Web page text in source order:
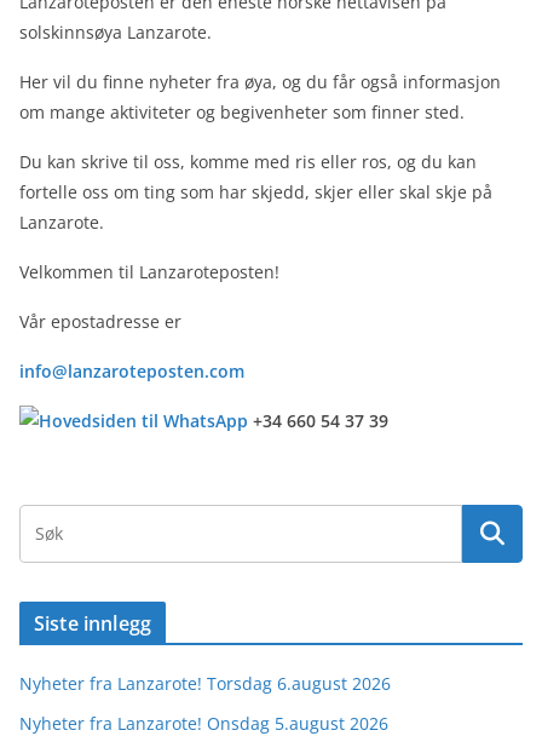
solskinnsøya Lanzarote.
Her vil du finne nyheter fra øya, og du får også informasjon
om mange aktiviteter og begivenheter som finner sted.
Du kan skrive til oss, komme med ris eller ros, og du kan
fortelle oss om ting som har skjedd, skjer eller skal skje på
Lanzarote.
Velkommen til Lanzaroteposten!
Vår epostadresse er
info@lanzaroteposten.com
+34 660 54 37 39
Siste innlegg
Nyheter fra Lanzarote! Torsdag 6.august 2026
Nyheter fra Lanzarote! Onsdag 5.august 2026